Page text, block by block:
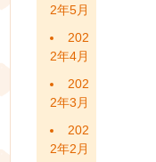
2年5月
202
2年4月
202
2年3月
202
2年2月